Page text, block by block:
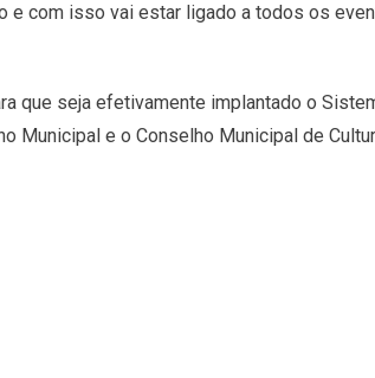
com isso vai estar ligado a todos os
seja efetivamente implantado o
Municipal e o Conselho Municipal de